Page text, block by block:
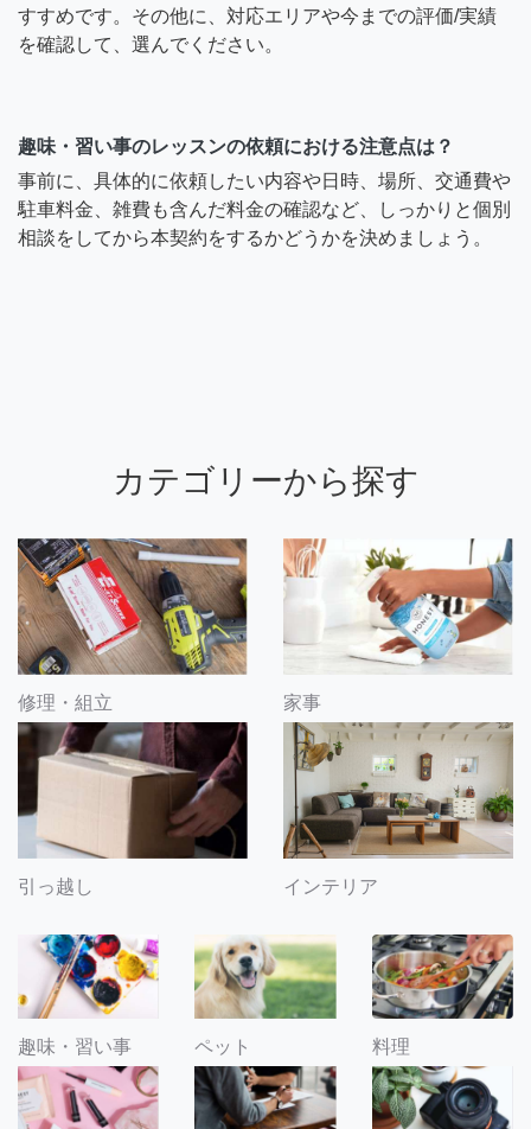
すすめです。その他に、対応エリアや今までの評価/実績
を確認して、選んでください。
趣味・習い事のレッスンの依頼における注意点は？
事前に、具体的に依頼したい内容や日時、場所、交通費や
駐車料金、雑費も含んだ料金の確認など、しっかりと個別
相談をしてから本契約をするかどうかを決めましょう。
カテゴリーから探す
修理・組立 家事
引っ越し インテリア
趣味・習い事 ペット 料理